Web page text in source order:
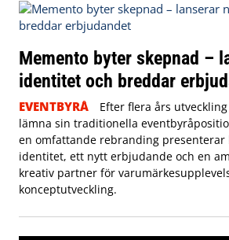
Memento byter skepnad –
identitet och breddar
EVENTBYRÅ
Efter flera års
lämna sin traditionella
en omfattande rebranding presenterar
identitet, ett nytt erbjudande och en
kreativ partner för
konceptutveckling.